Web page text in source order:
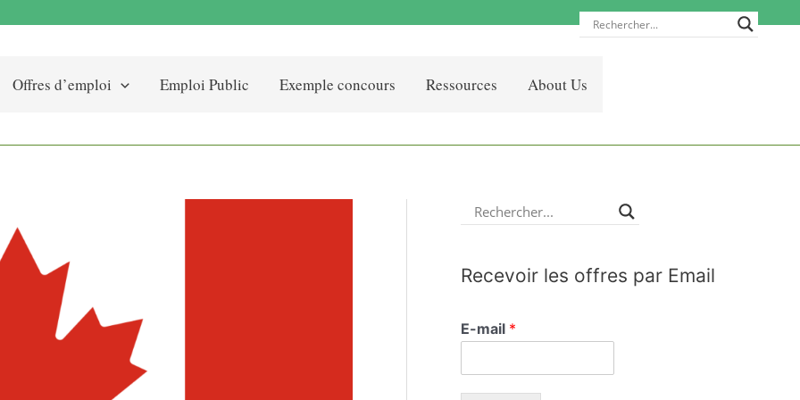
Offres d’emploi Emploi Public Exemple concours Ressources About Us
Recevoir les offres par Email
E-mail *